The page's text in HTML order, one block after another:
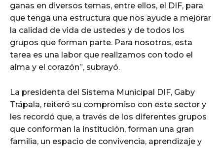
ganas en diversos temas, entre ellos, el DIF, para
que tenga una estructura que nos ayude a mejorar
la calidad de vida de ustedes y de todos los
grupos que forman parte. Para nosotros, esta
tarea es una labor que realizamos con todo el
alma y el corazón”, subrayó.
La presidenta del Sistema Municipal DIF, Gaby
Trápala, reiteró su compromiso con este sector y
les recordó que, a través de los diferentes grupos
que conforman la institución, forman una gran
familia, un espacio de convivencia, aprendizaje y